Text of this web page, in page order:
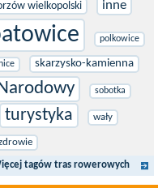
wielkopolski inne
polkowice
skarzysko-kamienna
sobotka
turystyka wały
tagów tras rowerowych